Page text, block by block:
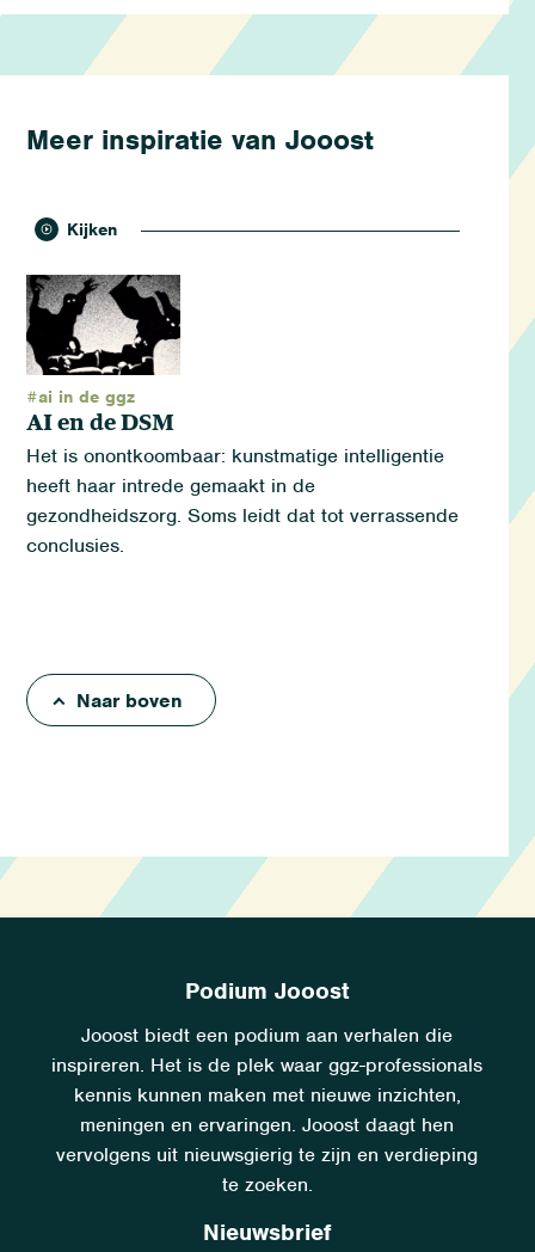
Meer inspiratie van Jooost
Kijken
#ai in de ggz
AI en de DSM
Het is onontkoombaar: kunstmatige intelligentie
heeft haar intrede gemaakt in de
gezondheidszorg. Soms leidt dat tot verrassende
conclusies.
Naar boven
Podium Jooost
Jooost biedt een podium aan verhalen die
inspireren. Het is de plek waar ggz-professionals
kennis kunnen maken met nieuwe inzichten,
meningen en ervaringen. Jooost daagt hen
vervolgens uit nieuwsgierig te zijn en verdieping
te zoeken.
Nieuwsbrief